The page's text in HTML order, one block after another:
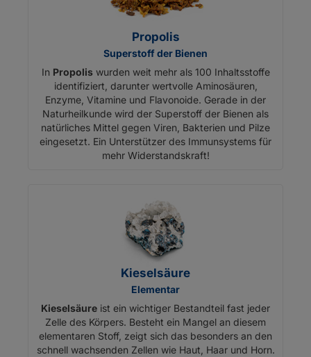
Propolis
Superstoff der Bienen
In Propoliswurden weit mehr als 100 Inhaltsstoffe
identifiziert, darunter wertvolle Aminosäuren,
Enzyme, Vitamine und Flavonoide. Gerade in der
Naturheilkunde wird der Superstoff der Bienen als
natürliches Mittel gegen Viren, Bakterien und Pilze
eingesetzt. Ein Unterstützer des Immunsystems für
mehr Widerstandskraft!
Kieselsäure
Elementar
Kieselsäure ist ein wichtiger Bestandteil fast jeder
Zelle des Körpers. Besteht ein Mangel an diesem
elementaren Stoff, zeigt sich das besonders an den
schnell wachsenden Zellen wie Haut, Haar und Horn.